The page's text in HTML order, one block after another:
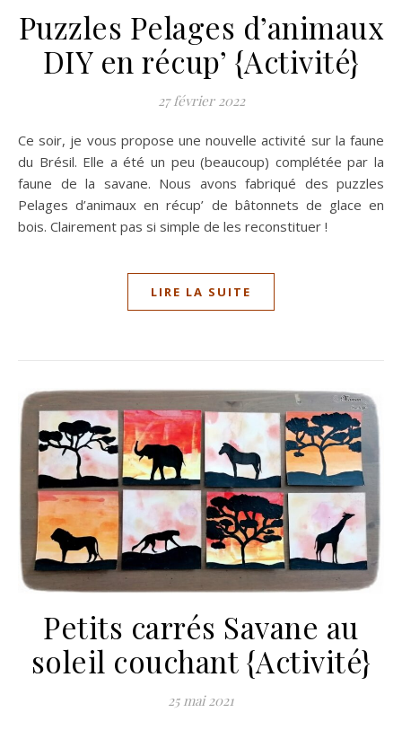
Puzzles Pelages d’animaux
DIY en récup’ {Activité}
27 février 2022
Ce soir, je vous propose une nouvelle activité sur la faune
du Brésil. Elle a été un peu (beaucoup) complétée par la
faune de la savane. Nous avons fabriqué des puzzles
Pelages d’animaux en récup’ de bâtonnets de glace en
bois. Clairement pas si simple de les reconstituer !
LIRE LA SUITE
Petits carrés Savane au
soleil couchant {Activité}
25 mai 2021